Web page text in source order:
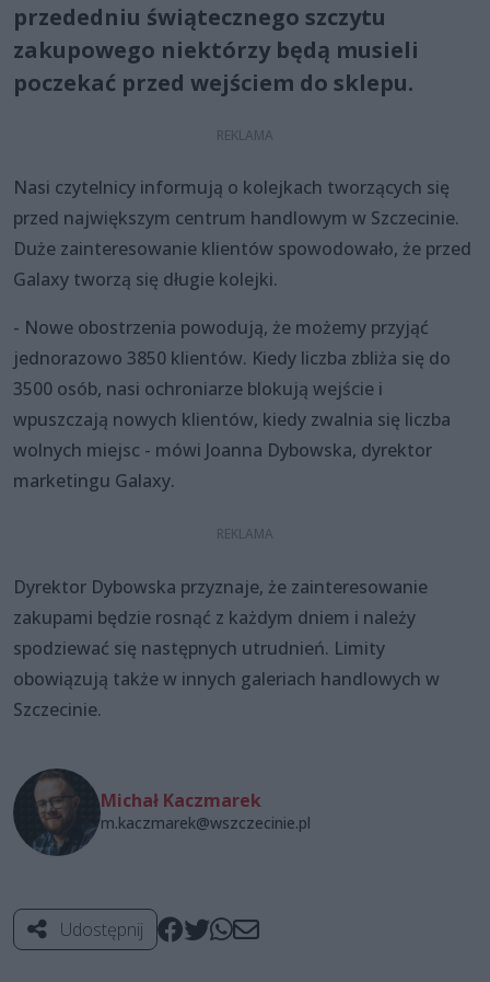
przededniu świątecznego szczytu
zakupowego niektórzy będą musieli
poczekać przed wejściem do sklepu.
Nasi czytelnicy informują o kolejkach tworzących się
przed największym centrum handlowym w Szczecinie.
Duże zainteresowanie klientów spowodowało, że przed
Galaxy tworzą się długie kolejki.
- Nowe obostrzenia powodują, że możemy przyjąć
jednorazowo 3850 klientów. Kiedy liczba zbliża się do
3500 osób, nasi ochroniarze blokują wejście i
wpuszczają nowych klientów, kiedy zwalnia się liczba
wolnych miejsc - mówi Joanna Dybowska, dyrektor
marketingu Galaxy.
Dyrektor Dybowska przyznaje, że zainteresowanie
zakupami będzie rosnąć z każdym dniem i należy
spodziewać się następnych utrudnień. Limity
obowiązują także w innych galeriach handlowych w
Szczecinie.
Michał Kaczmarek
m.kaczmarek@wszczecinie.pl
Udostępnij